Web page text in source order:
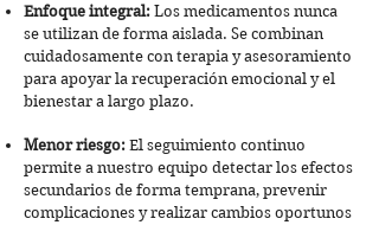
Enfoque integral: Los medicamentos nunca
se utilizan de forma aislada. Se combinan
cuidadosamente con terapia y asesoramiento
para apoyar la recuperación emocional y el
bienestar a largo plazo.
Menor riesgo: El seguimiento continuo
permite a nuestro equipo detectar los efectos
secundarios de forma temprana, prevenir
complicaciones y realizar cambios oportunos